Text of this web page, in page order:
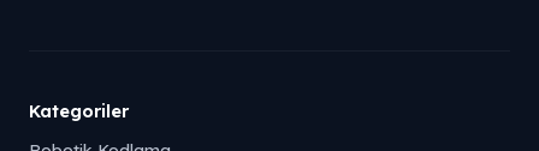
Kategoriler